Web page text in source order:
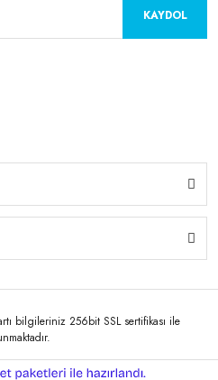
KAYDOL
bilgileriniz 256bit SSL sertifikası ile
e-